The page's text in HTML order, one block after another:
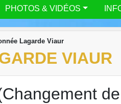
PHOTOS & VIDÉOS
Lagarde Viaur
VIAUR